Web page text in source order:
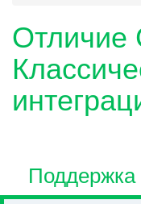
Отличие
Поддержка